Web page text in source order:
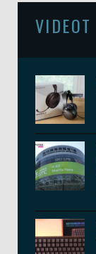
VIDEOT